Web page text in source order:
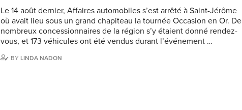
Le 14 août dernier, Affaires automobiles s’est arrêté à Saint-Jérôme
où avait lieu sous un grand chapiteau la tournée Occasion en Or. De
nombreux concessionnaires de la région s’y étaient donné rendez-
vous, et 173 véhicules ont été vendus durant l’événement …
BY LINDA NADON